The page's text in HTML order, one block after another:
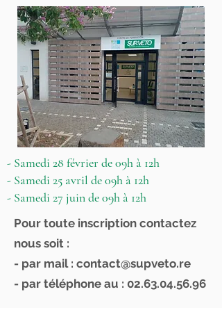
- Samedi 28 février de 09h à 12h
- Samedi 25 avril de 09h à 12h
- Samedi 27 juin de 09h à 12h
Pour toute inscription contactez
nous soit :
- par mail : contact@supveto.re
- par téléphone au : 02.63.04.56.96